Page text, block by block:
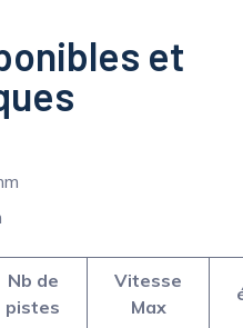
et
Nb de
pistes
Vitesse
Max